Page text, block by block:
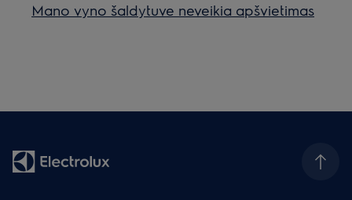
Mano vyno šaldytuve neveikia apšvietimas